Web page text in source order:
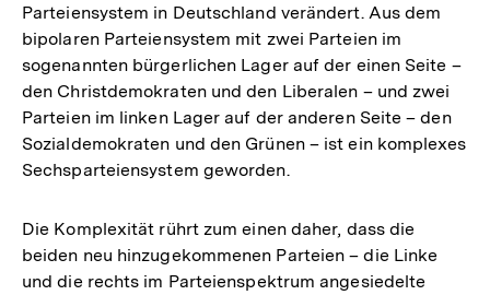
Parteiensystem in Deutschland verändert. Aus dem
bipolaren Parteiensystem mit zwei Parteien im
sogenannten bürgerlichen Lager auf der einen Seite –
den Christdemokraten und den Liberalen – und zwei
Parteien im linken Lager auf der anderen Seite – den
Sozialdemokraten und den Grünen – ist ein komplexes
Sechsparteiensystem geworden.
Die Komplexität rührt zum einen daher, dass die
beiden neu hinzugekommenen Parteien – die Linke
und die rechts im Parteienspektrum angesiedelte